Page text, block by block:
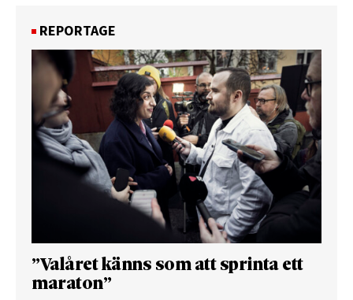
REPORTAGE
”Valåret känns som att sprinta ett
maraton”